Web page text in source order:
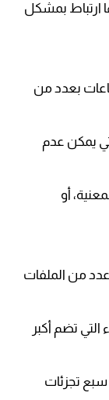
ارتباط بمشكل
بعدد من
يمكن عدم
أو
من الملفات
تضم أكبر
سبع تجزئات